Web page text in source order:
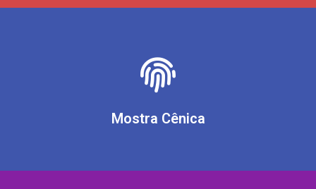
Mostra Cênica